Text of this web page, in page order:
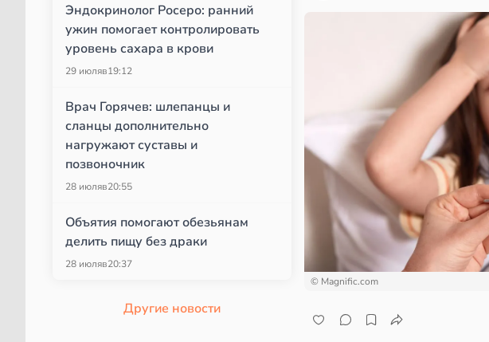
Эндокринолог Росеро: ранний
ужин помогает контролировать
уровень сахара в крови
29 июляв19:12
Врач Горячев: шлепанцы и
сланцы дополнительно
нагружают суставы и
позвоночник
28 июляв20:55
Объятия помогают обезьянам
делить пищу без драки
28 июляв20:37
Другие новости
© Magnific.com